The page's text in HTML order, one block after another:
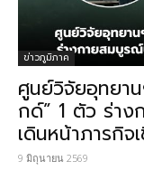
ข่าวภูมิภาค
ศูนย์วิจัยอุทยา
กด์” 1 ตัว ร่า
เดินหน้าภารกิจ
9 มิถุนายน 2569